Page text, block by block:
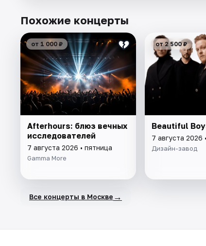
Похожие концерты
от 1 000 ₽
Afterhours: блюз вечных
исследователей
7 августа 2026 • пятница
Gamma More
от 2 500 ₽
Beautiful
7 августа 2026
Дизайн-завод
Все концерты в Москве →